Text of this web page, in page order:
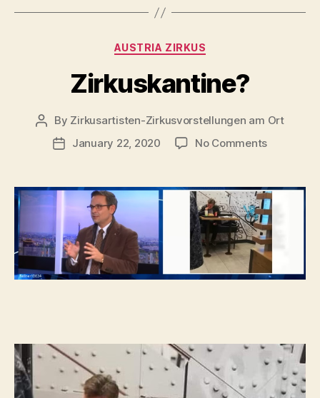
Categories
AUSTRIA ZIRKUS
Zirkuskantine?
Post
author
By Zirkusartisten-Zirkusvorstellungen am Ort
PostJanuary 22, 2020 No Commentson